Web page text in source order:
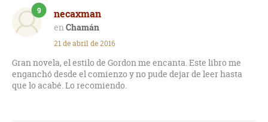
necaxman
Chamán
9
21 de abril de 2016
Gran novela, el estilo de Gordon me encanta. Este libro me
enganchó desde el comienzo y no pude dejar de leer hasta
que lo acabé. Lo recomiendo.